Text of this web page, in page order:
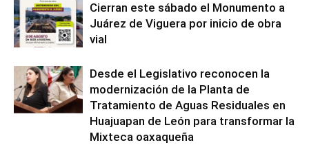
Cierran este sábado el Monumento a
Juárez de Viguera por inicio de obra
vial
Desde el Legislativo reconocen la
modernización de la Planta de
Tratamiento de Aguas Residuales en
Huajuapan de León para transformar la
Mixteca oaxaqueña